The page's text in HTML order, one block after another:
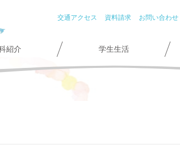
交通アクセス 資料請求 お問い合わせ
紹介 学生生活